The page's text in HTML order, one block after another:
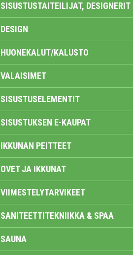
SISUSTUSTAITEILIJAT, DESIGNERIT
DESIGN
HUONEKALUT/KALUSTO
VALAISIMET
SISUSTUSELEMENTIT
SISUSTUKSEN E-KAUPAT
IKKUNAN PEITTEET
OVET JA IKKUNAT
VIIMESTELYTARVIKEET
SANITEETTITEKNIIKKA & SPAA
SAUNA